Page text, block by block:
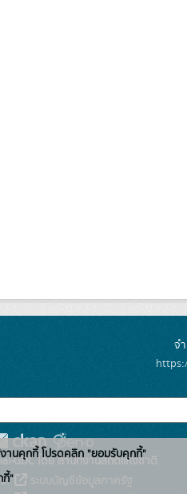
จ
GDC โดย สำนักงานสถิติแห่งชาติ
:
งานคุกกี้ โปรดคลิก "ยอมรับคุกกี้"
กี้"